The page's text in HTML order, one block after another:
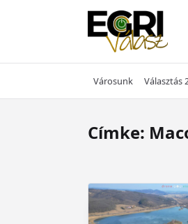
Városunk Választás
Címke: